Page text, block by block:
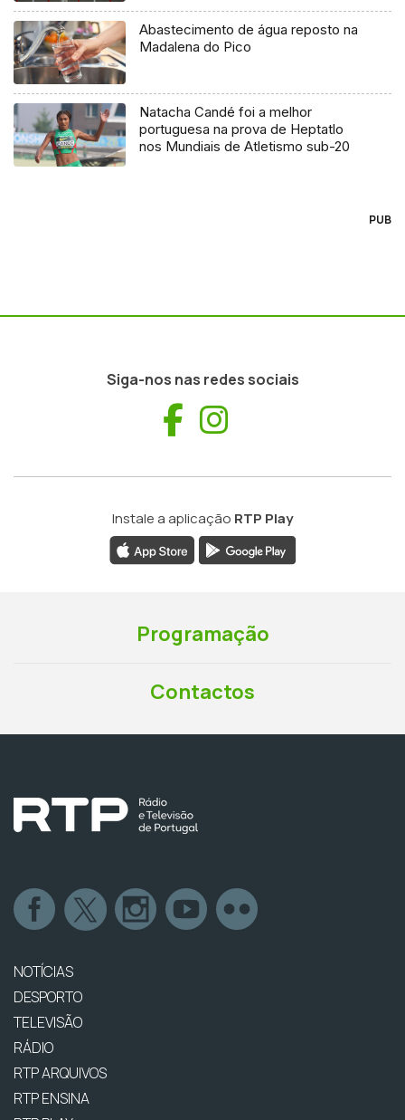
Abastecimento de água reposto na
Madalena do Pico
Natacha Candé foi a melhor
portuguesa na prova de Heptatlo
nos Mundiais de Atletismo sub-20
PUB
Siga-nos nas redes sociais
Facebook
Instale a aplicação RTP Play
Programação
Contactos
NOTÍCIAS
DESPORTO
TELEVISÃO
RÁDIO
RTP ARQUIVOS
RTP ENSINA